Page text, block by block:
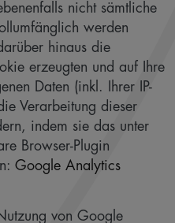
nicht sämtliche
werden
hinaus die
erzeugten und auf Ihre
Daten (inkl. Ihrer IP-
Verarbeitung dieser
indem sie das unter
Browser-Plugin
Google Analytics
von Google